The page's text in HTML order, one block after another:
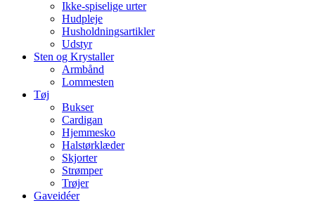
Ikke-spiselige urter
Hudpleje
Husholdningsartikler
Udstyr
Sten og Krystaller
Armbånd
Lommesten
Tøj
Bukser
Cardigan
Hjemmesko
Halstørklæder
Skjorter
Strømper
Trøjer
Gaveidéer